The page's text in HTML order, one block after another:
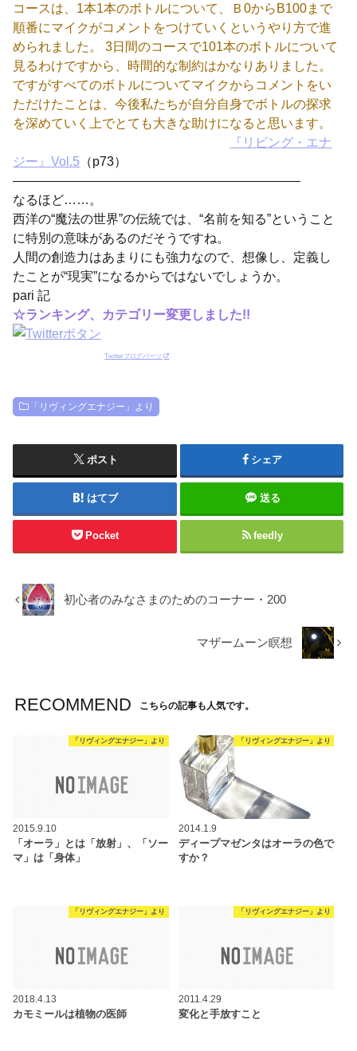
コースは、1本1本のボトルについて、Ｂ0からB100まで
順番にマイクがコメントをつけていくというやり方で進
められました。 3日間のコースで101本のボトルについて
見るわけですから、時間的な制約はかなりありました。
ですがすべてのボトルについてマイクからコメントをい
ただけたことは、今後私たちが自分自身でボトルの探求
を深めていく上でとても大きな助けになると思います。
『リビング・エナ
ジー』Vol.5 （p73）
——————————————————————–
なるほど……。
西洋の“魔法の世界”の伝統では、“名前を知る”ということ
に特別の意味があるのだそうですね。
人間の創造力はあまりにも強力なので、想像し、定義し
たことが“現実”になるからではないでしょうか。
pari 記
☆ランキング、カテゴリー変更しました!!
Twitterブログパーツ
「リヴィングエナジー」より
ポスト シェア
はてブ 送る
Pocket feedly
初心者のみなさまのためのコーナー・200
マザームーン瞑想
RECOMMEND こちらの記事も人気です。
「リヴィングエナジー」より
2015.9.10
「オーラ」とは「放射」、「ソー
マ」は「身体」
「リヴィングエナジー」より
2014.1.9
ディープマゼンタはオーラの色で
すか？
「リヴィングエナジー」より
2018.4.13
カモミールは植物の医師
「リヴィングエナジー」より
2011.4.29
変化と手放すこと